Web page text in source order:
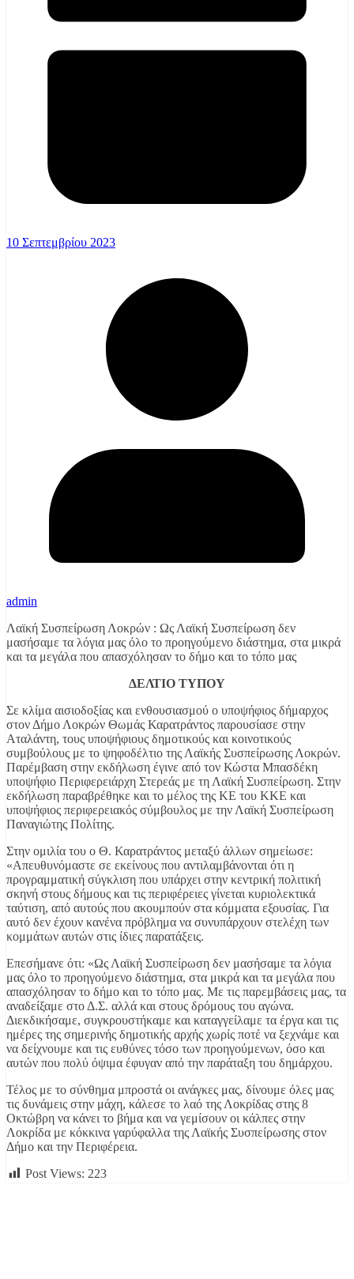
10 Σεπτεμβρίου 2023
admin
Λαϊκή Συσπείρωση Λοκρών : Ως Λαϊκή Συσπείρωση δεν
μασήσαμε τα λόγια μας όλο το προηγούμενο διάστημα, στα μικρά
και τα μεγάλα που απασχόλησαν το δήμο και το τόπο μας
ΔΕΛΤΙΟ ΤΥΠΟΥ
Σε κλίμα αισιοδοξίας και ενθουσιασμού ο υποψήφιος δήμαρχος
στον Δήμο Λοκρών Θωμάς Καρατράντος παρουσίασε στην
Αταλάντη, τους υποψήφιους δημοτικούς και κοινοτικούς
συμβούλους με το ψηφοδέλτιο της Λαϊκής Συσπείρωσης Λοκρών.
Παρέμβαση στην εκδήλωση έγινε από τον Κώστα Μπασδέκη
υποψήφιο Περιφερειάρχη Στερεάς με τη Λαϊκή Συσπείρωση. Στην
εκδήλωση παραβρέθηκε και το μέλος της ΚΕ του ΚΚΕ και
υποψήφιος περιφερειακός σύμβουλος με την Λαϊκή Συσπείρωση
Παναγιώτης Πολίτης.
Στην ομιλία του ο Θ. Καρατράντος μεταξύ άλλων σημείωσε:
«Απευθυνόμαστε σε εκείνους που αντιλαμβάνονται ότι η
προγραμματική σύγκλιση που υπάρχει στην κεντρική πολιτική
σκηνή στους δήμους και τις περιφέρειες γίνεται κυριολεκτικά
ταύτιση, από αυτούς που ακουμπούν στα κόμματα εξουσίας. Για
αυτό δεν έχουν κανένα πρόβλημα να συνυπάρχουν στελέχη των
κομμάτων αυτών στις ίδιες παρατάξεις.
Επεσήμανε ότι: «Ως Λαϊκή Συσπείρωση δεν μασήσαμε τα λόγια
μας όλο το προηγούμενο διάστημα, στα μικρά και τα μεγάλα που
απασχόλησαν το δήμο και το τόπο μας. Με τις παρεμβάσεις μας, τα
αναδείξαμε στο Δ.Σ. αλλά και στους δρόμους του αγώνα.
Διεκδικήσαμε, συγκρουστήκαμε και καταγγείλαμε τα έργα και τις
ημέρες της σημερινής δημοτικής αρχής χωρίς ποτέ να ξεχνάμε και
να δείχνουμε και τις ευθύνες τόσο των προηγούμενων, όσο και
αυτών που πολύ όψιμα έφυγαν από την παράταξη του δημάρχου.
Τέλος με το σύνθημα μπροστά οι ανάγκες μας, δίνουμε όλες μας
τις δυνάμεις στην μάχη, κάλεσε το λαό της Λοκρίδας στης 8
Οκτώβρη να κάνει το βήμα και να γεμίσουν οι κάλπες στην
Λοκρίδα με κόκκινα γαρύφαλλα της Λαϊκής Συσπείρωσης στον
Δήμο και την Περιφέρεια.
Post Views: 223